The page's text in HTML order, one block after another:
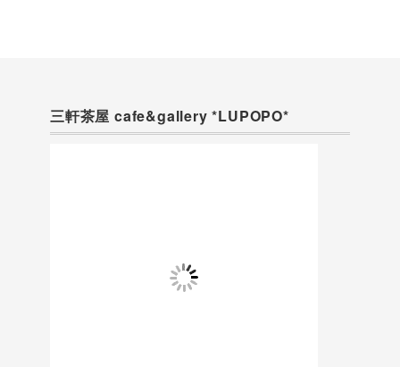
三軒茶屋 cafe&gallery *LUPOPO*